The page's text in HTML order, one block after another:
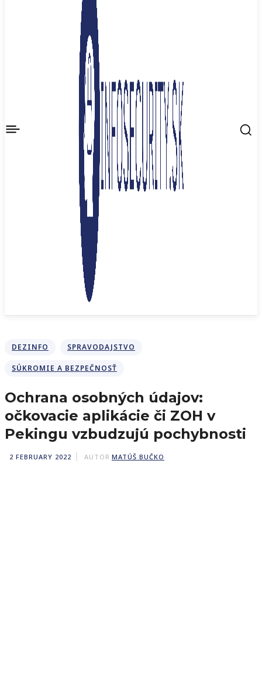
DEZINFO SPRAVODAJSTVO
SÚKROMIE A BEZPEČNOSŤ
Ochrana osobných údajov:
očkovacie aplikácie či ZOH v
Pekingu vzbudzujú pochybnosti
2 FEBRUARY 2022 AUTOR MATÚŠ BUČKO